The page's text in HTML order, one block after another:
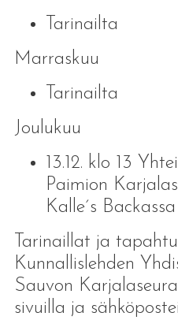
Tarinailta
Marraskuu
Tarinailta
Joulukuu
13.12. klo 13
Paimion
Kalle´s Backassa
Tarinaillat ja
Kunnallislehden
Sauvon
sivuilla ja